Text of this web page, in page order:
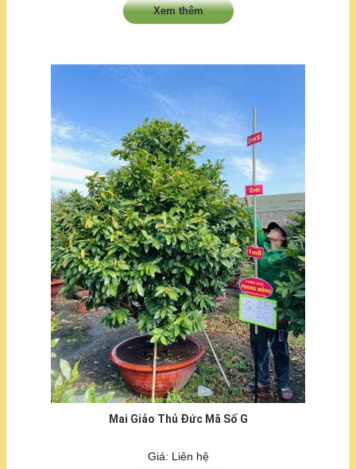
Xem thêm
Mai Giảo Thủ Đức Mã Số G
Giá: Liên hệ